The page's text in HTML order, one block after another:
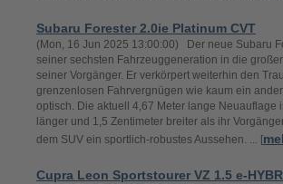
Subaru Forester 2.0ie Platinum CVT
(Mon, 16 Jun 2025 13:00:00) Der neue Subaru
seiner sechsten Fahrzeuggeneration in die
seiner Vorgänger. Er verkörpert weiterhin den
grenzenlosen Fahrvergnügen wie kaum ein
optisch. Die aktuell 4,67 Meter lange Neuauflage
länger und 1,5 Zentimeter breiter als ihr
dem SUV ein sportlich-robustes Aussehen. ... [
Cupra Leon Sportstourer VZ 1.5 e-